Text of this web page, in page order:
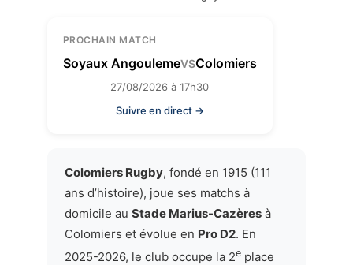
PROCHAIN MATCH
Soyaux AngoulemeVSColomiers
27/08/2026 à 17h30
Suivre en direct →
Colomiers Rugby, fondé en 1915 (111
ans d’histoire), joue ses matchs à
domicile au Stade Marius-Cazèresà
Colomiers et évolue en Pro D2. En
2025-2026, le club occupe la 2eplace